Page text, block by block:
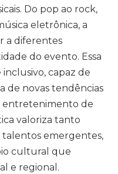
Do pop ao rock,
eletrônica, a
a diferentes
do evento. Essa
capaz de
de novas tendências
entretenimento de
valoriza tanto
talentos emergentes,
cultural que
e regional.